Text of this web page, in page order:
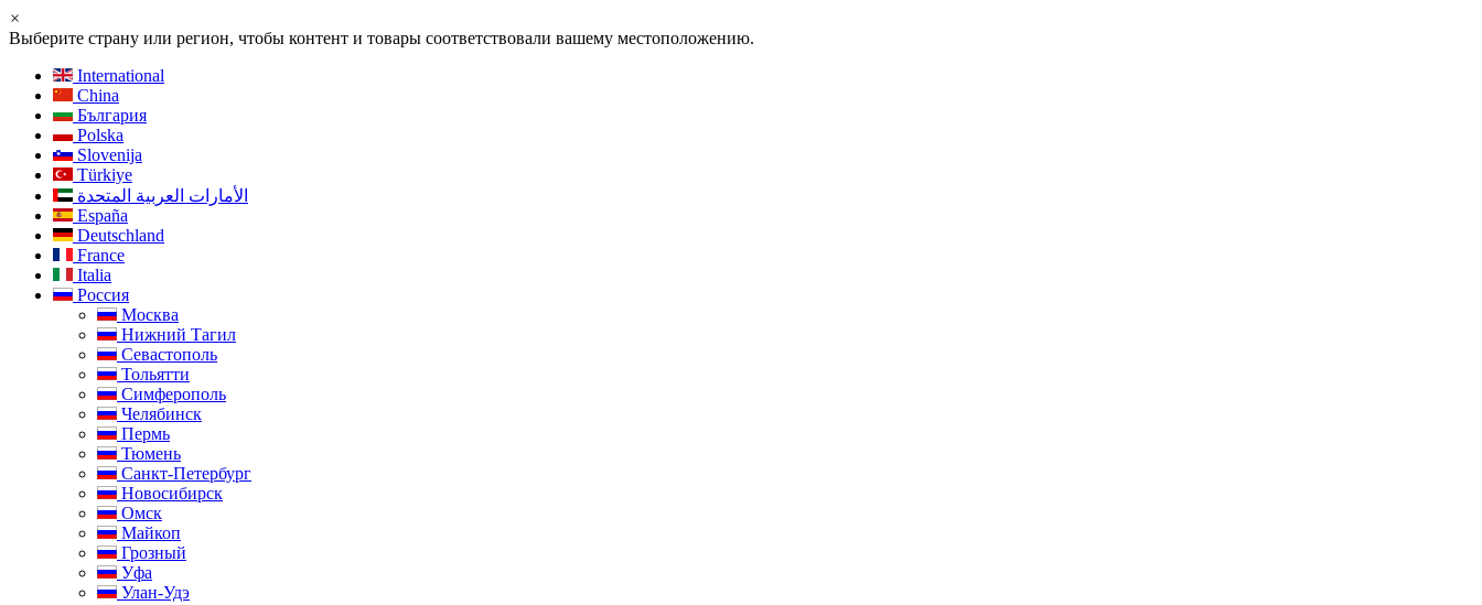
×
Выберите страну или регион, чтобы контент и товары соответствовали вашему местоположению.
International
China
България
Polska
Slovenija
Türkiye
الأمارات العربية المتحدة
España
Deutschland
France
Italia
Россия
Москва
Нижний Тагил
Севастополь
Тольятти
Симферополь
Челябинск
Пермь
Тюмень
Санкт-Петербург
Новосибирск
Омск
Майкоп
Грозный
Уфа
Улан-Удэ